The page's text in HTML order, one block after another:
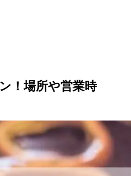
！場所や営業時